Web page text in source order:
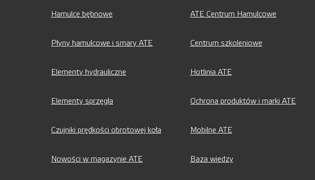
Hamulce bębnowe
Płyny hamulcowe i smary ATE
Elementy hydrauliczne
Elementy sprzęgła
Czujniki prędkości obrotowej koła
Nowości w magazynie ATE
ATE Centrum Hamulcowe
Centrum szkoleniowe
Hotlinia ATE
Ochrona produktów i marki ATE
Mobilne ATE
Baza wiedzy